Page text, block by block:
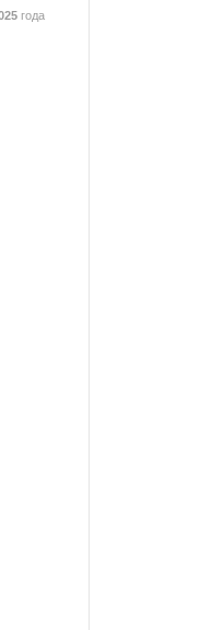
года